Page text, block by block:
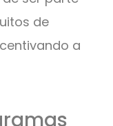
de
a